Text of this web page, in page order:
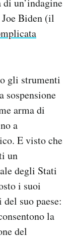
un’indagine
Biden (il
gli strumenti
sospensione
arma di
a
E visto che
un
degli Stati
i suoi
suo paese:
la
del